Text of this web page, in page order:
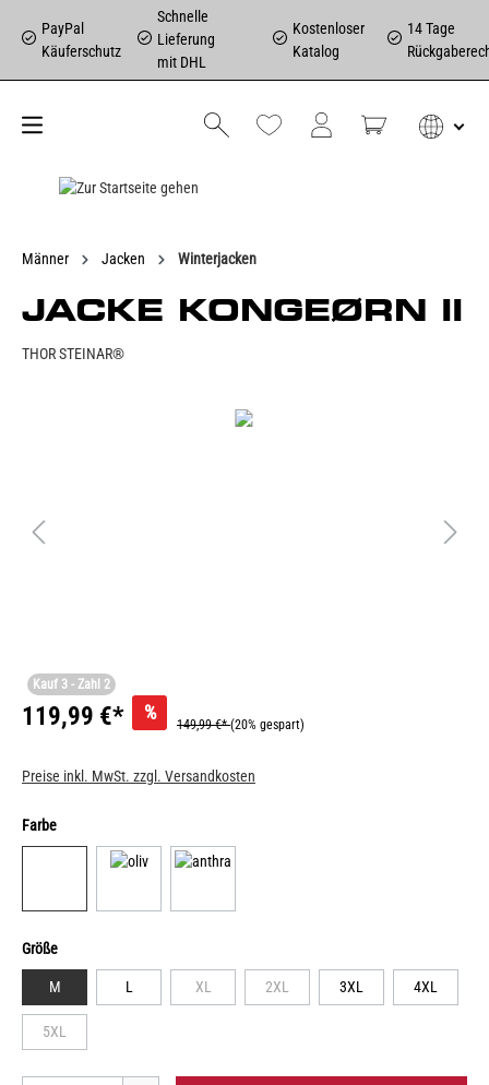
PayPal
Käuferschutz
Schnelle
Lieferung
mit DHL
Kostenloser
Katalog
14 Tage
Männer Jacken Winterjacken
JACKE KONGEØRN II
THOR STEINAR®
Kauf 3 - Zahl 2
119,99 €* %
149,99 €*(20% gespart)
Preise inkl. MwSt. zzgl. Versandkosten
Farbe
Größe
M L XL 2XL 3XL 4XL
5XL